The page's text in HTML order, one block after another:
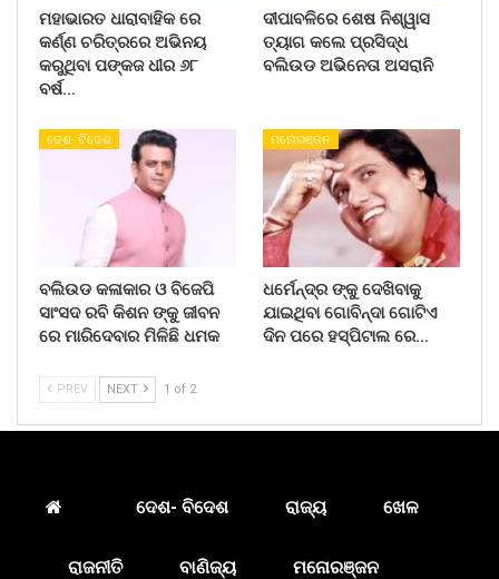
ମହାଭାରତ ଧାରାବାହିକ ରେ
କର୍ଣ୍ଣ ଚରିତ୍ରରେ ଅଭିନୟ
କରୁଥିବା ପଙ୍କଜ ଧୀର ୬୮
ବର୍ଷ…
ଦୀପାବଳିରେ ଶେଷ ନିଶ୍ୱାସ
ତ୍ୟାଗ କଲେ ପ୍ରସିଦ୍ଧ
ବଲିଉଡ ଅଭିନେତା ଅସରାନି
ଦେଶ- ବିଦେଶ
ବଲିଉଡ କଳାକାର ଓ ବିଜେପି
ସାଂସଦ ରବି କିଶନ ଙ୍କୁ ଜୀବନ
ରେ ମାରିଦେବାର ମିଳିଛି ଧମକ
ମନୋରଞ୍ଜନ
ଧର୍ମେନ୍ଦ୍ର ଙ୍କୁ ଦେଖିବାକୁ
ଯାଇଥିବା ଗୋବିନ୍ଦା ଗୋଟିଏ
ଦିନ ପରେ ହସ୍ପିଟାଲ ରେ…
PREV NEXT 1 of 2
ଦେଶ- ବିଦେଶ ରାଜ୍ୟ ଖେଳ
ରାଜନୀତି ବାଣିଜ୍ୟ ମନୋରଞ୍ଜନ